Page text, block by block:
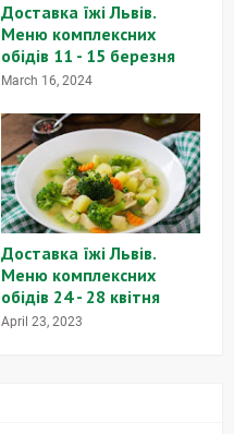
Доставка їжі Львів.
Меню комплексних
обідів 11 - 15 березня
March 16, 2024
Доставка їжі Львів.
Меню комплексних
обідів 24 - 28 квітня
April 23, 2023